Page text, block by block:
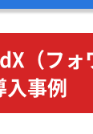
（フォ
入事例